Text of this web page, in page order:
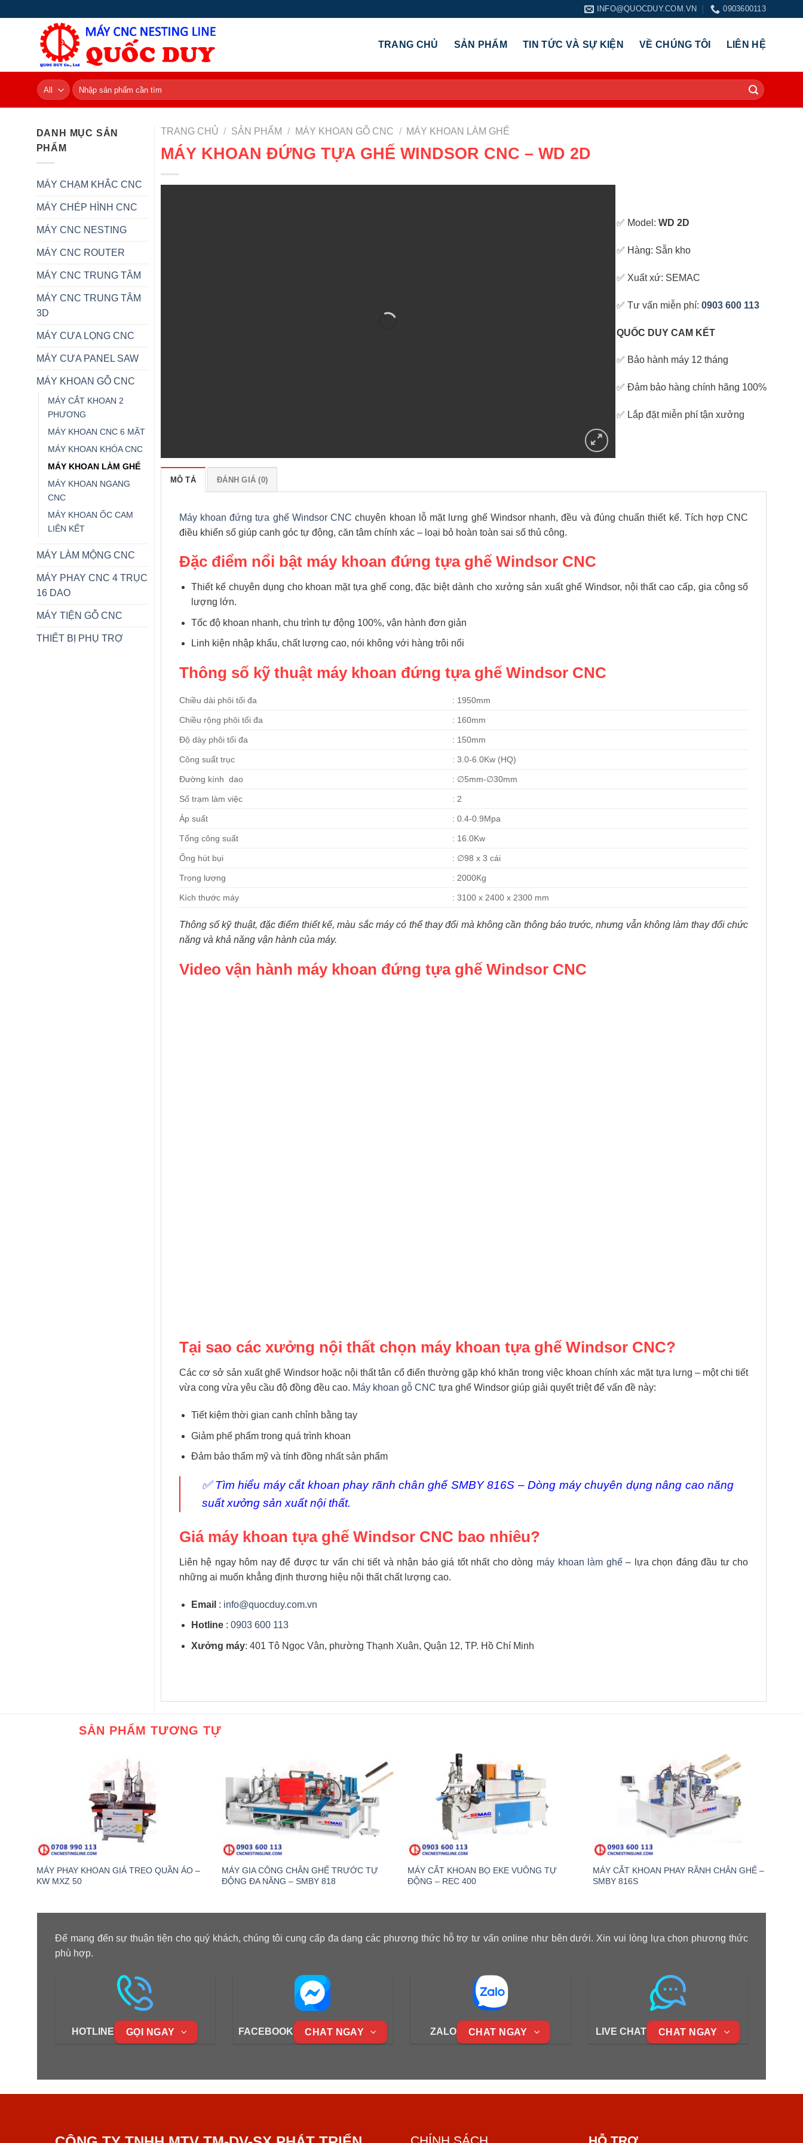
INFO@QUOCDUY.COM.VN 0903600113
TRANG CHỦ SẢN PHẨM TIN TỨC VÀ SỰ KIỆN VỀ CHÚNG TÔI LIÊN HỆ
Tìm
kiếm:
DANH MỤC SẢN
PHẨM
MÁY CHẠM KHẮC CNC
MÁY CHÉP HÌNH CNC
MÁY CNC NESTING
MÁY CNC ROUTER
MÁY CNC TRUNG TÂM
MÁY CNC TRUNG TÂM
3D
MÁY CƯA LỌNG CNC
MÁY CƯA PANEL SAW
MÁY KHOAN GỖ CNC
MÁY CẮT KHOAN 2
PHƯƠNG
MÁY KHOAN CNC 6 MẶT
MÁY KHOAN KHÓA CNC
MÁY KHOAN LÀM GHẾ
MÁY KHOAN NGANG
CNC
MÁY KHOAN ỐC CAM
LIÊN KẾT
MÁY LÀM MỘNG CNC
MÁY PHAY CNC 4 TRỤC
16 DAO
MÁY TIỆN GỖ CNC
THIẾT BỊ PHỤ TRỢ
TRANG CHỦ / SẢN PHẨM / MÁY KHOAN GỖ CNC / MÁY KHOAN LÀM GHẾ
MÁY KHOAN ĐỨNG TỰA GHẾ WINDSOR CNC – WD 2D
✅ Model:WD 2D
✅ Hàng: Sẵn kho
✅ Xuất xứ: SEMAC
✅ Tư vấn miễn phí:0903 600 113
QUỐC DUY CAM KẾT
✅ Bảo hành máy 12 tháng
✅ Đảm bảo hàng chính hãng 100%
✅ Lắp đặt miễn phí tận xưởng
MÔ TẢ ĐÁNH GIÁ (0)
Máy khoan đứng tựa ghế Windsor CNC chuyên khoan lỗ mặt lưng ghế Windsor nhanh, đều và đúng chuẩn thiết kế. Tích hợp CNC
điều khiển số giúp canh góc tự động, căn tâm chính xác – loại bỏ hoàn toàn sai số thủ công.
Đặc điểm nổi bật máy khoan đứng tựa ghế Windsor CNC
Thiết kế chuyên dụng cho khoan mặt tựa ghế cong, đặc biệt dành cho xưởng sản xuất ghế Windsor, nội thất cao cấp, gia công số
lượng lớn.
Tốc độ khoan nhanh, chu trình tự động 100%, vận hành đơn giản
Linh kiện nhập khẩu, chất lượng cao, nói không với hàng trôi nổi
Thông số kỹ thuật máy khoan đứng tựa ghế Windsor CNC
Chiều dài phôi tối đa : 1950mm
Chiều rộng phôi tối đa : 160mm
Độ dày phôi tối đa : 150mm
Công suất trục : 3.0-6.0Kw (HQ)
Đường kính dao : ∅5mm-∅30mm
Số trạm làm việc : 2
Áp suất : 0.4-0.9Mpa
Tổng công suất : 16.0Kw
Ống hút bụi : ∅98 x 3 cái
Trọng lượng : 2000Kg
Kích thước máy : 3100 x 2400 x 2300 mm
Thông số kỹ thuật, đặc điểm thiết kế, màu sắc máy có thể thay đổi mà không cần thông báo trước, nhưng vẫn không làm thay đổi chức
năng và khả năng vận hành của máy.
Video vận hành máy khoan đứng tựa ghế Windsor CNC
Tại sao các xưởng nội thất chọn máy khoan tựa ghế Windsor CNC?
Các cơ sở sản xuất ghế Windsor hoặc nội thất tân cổ điển thường gặp khó khăn trong việc khoan chính xác mặt tựa lưng – một chi tiết
vừa cong vừa yêu cầu độ đồng đều cao. Máy khoan gỗ CNC tựa ghế Windsor giúp giải quyết triệt để vấn đề này:
Tiết kiệm thời gian canh chỉnh bằng tay
Giảm phế phẩm trong quá trình khoan
Đảm bảo thẩm mỹ và tính đồng nhất sản phẩm
✅ Tìm hiểu máy cắt khoan phay rãnh chân ghế SMBY 816S – Dòng máy chuyên dụng nâng cao năng
suất xưởng sản xuất nội thất.
Giá máy khoan tựa ghế Windsor CNC bao nhiêu?
Liên hệ ngay hôm nay để được tư vấn chi tiết và nhận báo giá tốt nhất cho dòng máy khoan làm ghế– lựa chọn đáng đầu tư cho
những ai muốn khẳng định thương hiệu nội thất chất lượng cao.
Email : info@quocduy.com.vn
Hotline :0903 600 113
Xưởng máy: 401 Tô Ngọc Vân, phường Thạnh Xuân, Quận 12, TP. Hồ Chí Minh
SẢN PHẨM TƯƠNG TỰ
MÁY PHAY KHOAN GIÁ TREO QUẦN ÁO –
KW MXZ 50
MÁY GIA CÔNG CHÂN GHẾ TRƯỚC TỰ
ĐỘNG ĐA NĂNG – SMBY 818
MÁY CẮT KHOAN BỌ EKE VUÔNG TỰ
ĐỘNG – REC 400
MÁY CẮT KHOAN PHAY RÃNH CHÂN GHẾ –
SMBY 816S
Để mang đến sự thuận tiện cho quý khách, chúng tôi cung cấp đa dạng các phương thức hỗ trợ tư vấn online như bên dưới. Xin vui lòng lựa chọn phương thức
phù hợp.
HOTLINE GỌI NGAY FACEBOOK CHAT NGAY ZALO CHAT NGAY LIVE CHAT CHAT NGAY
CHÍNH SÁCH HỖ TRỢ